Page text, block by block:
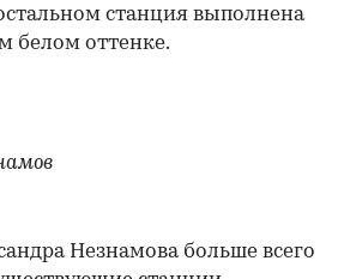
станция выполнена
белом оттенке.
Незнамова больше всего